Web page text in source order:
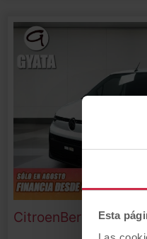
Esta
CitroenBerlingo